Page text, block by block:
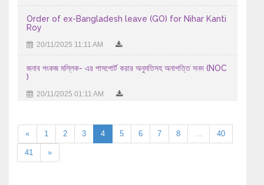
Order of ex-Bangladesh leave (GO) for Nihar Kanti
Roy
20/11/2025 11:11 AM
জনাব পংকজ মল্লিক- এর পাসপোর্ট করার অনুমতিসহ অনাপত্তি সনদ (NOC
)
20/11/2025 01:11 AM
« 1 2 3 4 5 6 7 8 40
41 »